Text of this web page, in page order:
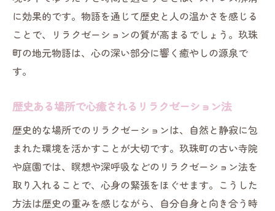
に効果的です。物語を通じて歴史と人の温かさを感じる
ことで、リラクゼーションの質が高まるでしょう。玖珠
町の地元物語は、心の深い部分に響く癒やしの源泉で
す。
歴史ある場所で心癒されるリラクゼーション法
歴史的な場所でのリラクゼーションは、自然と静寂に包
まれた環境を活かすことが大切です。玖珠町の古い寺院
や庭園では、瞑想や深呼吸などのリラクゼーション法を
取り入れることで、心身の緊張をほぐせます。こうした
方法は歴史の重みを感じながら、自分自身と向き合う時